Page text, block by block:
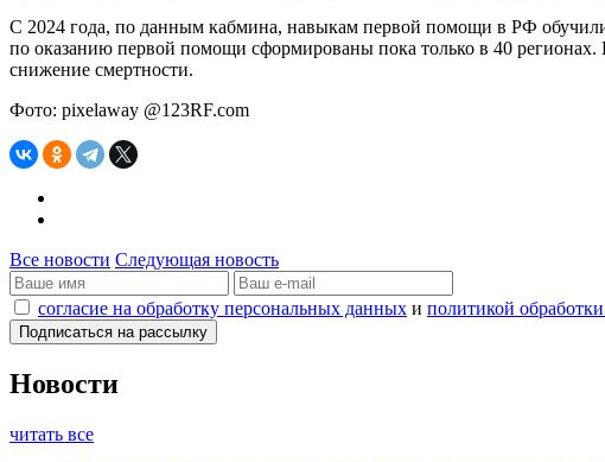
С 2024 года, по данным кабмина, навыкам первой помощи в РФ
по оказанию первой помощи сформированы пока только в 40
снижение смертности.
Фото: pixelaway @123RF.com
Все новости Следующая новость
согласие на обработку персональных данных и политикой
Новости
читать все